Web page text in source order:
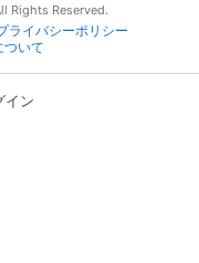
Rights Reserved.
ライバシーポリシー
ついて
イン